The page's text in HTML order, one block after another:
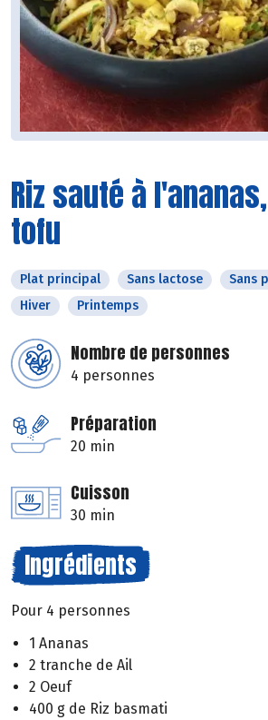
Riz sauté à
tofu
Plat principal Sans lactose Sans
Hiver
Printemps
Nombre de personnes
4 personnes
Préparation
20 min
Cuisson
30 min
Ingrédients
Pour 4 personnes
1 Ananas
2 tranche de Ail
2 Oeuf
400 g de Riz basmati